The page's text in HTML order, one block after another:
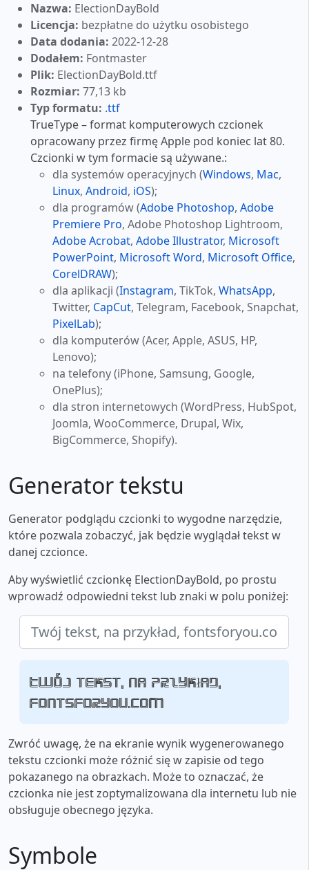
Nazwa: ElectionDayBold
Licencja: bezpłatne do użytku osobistego
Data dodania: 2022-12-28
Dodałem: Fontmaster
Plik: ElectionDayBold.ttf
Rozmiar: 77,13 kb
Typ formatu: .ttf
TrueType – format komputerowych czcionek
opracowany przez firmę Apple pod koniec lat 80.
Czcionki w tym formacie są używane.:
dla systemów operacyjnych (Windows, Mac,
Linux, Android, iOS);
dla programów (Adobe Photoshop, Adobe
Premiere Pro, Adobe Photoshop Lightroom,
Adobe Acrobat, Adobe Illustrator, Microsoft
PowerPoint, Microsoft Word, Microsoft Office,
CorelDRAW);
dla aplikacji (Instagram, TikTok, WhatsApp,
Twitter, CapCut, Telegram, Facebook, Snapchat,
PixelLab);
dla komputerów (Acer, Apple, ASUS, HP,
Lenovo);
na telefony (iPhone, Samsung, Google,
OnePlus);
dla stron internetowych (WordPress, HubSpot,
Joomla, WooCommerce, Drupal, Wix,
BigCommerce, Shopify).
Generator tekstu
Generator podglądu czcionki to wygodne narzędzie,
które pozwala zobaczyć, jak będzie wyglądał tekst w
danej czcionce.
Aby wyświetlić czcionkę ElectionDayBold, po prostu
wprowadź odpowiedni tekst lub znaki w polu poniżej:
Twój tekst, na przykład,
fontsforyou.com
Zwróć uwagę, że na ekranie wynik wygenerowanego
tekstu czcionki może różnić się w zapisie od tego
pokazanego na obrazkach. Może to oznaczać, że
czcionka nie jest zoptymalizowana dla internetu lub nie
obsługuje obecnego języka.
Symbole